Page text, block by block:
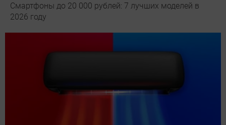
Смартфоны до 20 000 рублей: 7 лучших моделей в
2026 году